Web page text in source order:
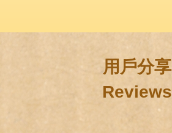
用戶分享
Reviews